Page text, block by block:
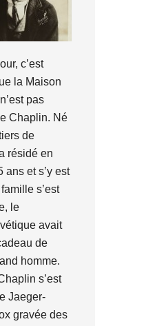
c’est
la Maison
pas
Chaplin. Né
de
résidé en
ans et s’y est
s’est
le
avait
de
homme.
s’est
Jaeger-
gravée des